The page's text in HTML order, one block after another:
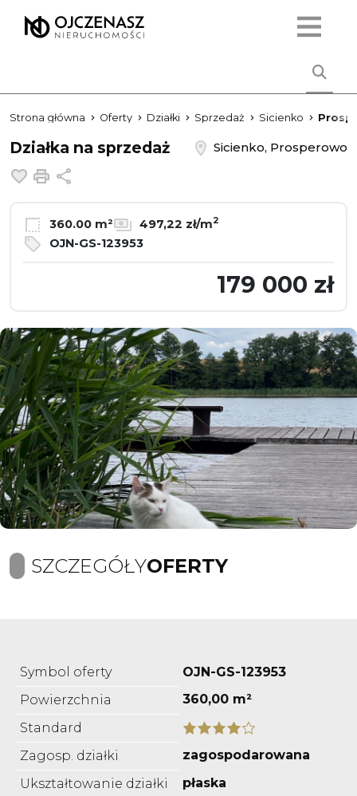
Strona główna Oferty Działki Sprzedaż Sicienko
Działka na sprzedaż
Sicienko, Prosperowo
Dodaj do ulubionych
Drukuj
360.00 m² 497,22 zł/m2
OJN-GS-123953
179 000 zł
SZCZEGÓŁYOFERTY
Symbol oferty
OJN-GS-123953
Powierzchnia
360,00 m²
Standard
Zagosp. działki
zagospodarowana
Ukształtowanie działki
płaska